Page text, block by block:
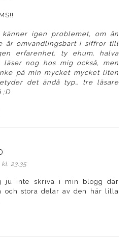
känner igen problemet, om än
är omvandlingsbart i siffror till
erfarenhet. ty ehum. halva
läser nog hos mig också, men
på min mycket mycket liten
det ändå typ… tre läsare
;D
23:35
ju inte skriva i min blogg där
och stora delar av den här lilla